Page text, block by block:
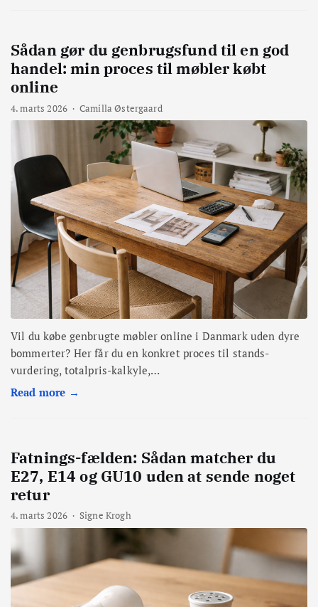
Sådan gør du genbrugsfund til en god
handel: min proces til møbler købt
online
4. marts 2026 · Camilla Østergaard
Vil du købe genbrugte møbler online i Danmark uden dyre
bommerter? Her får du en konkret proces til stands-
vurdering, totalpris-kalkyle,…
Read more →
Fatnings-fælden: Sådan matcher du
E27, E14 og GU10 uden at sende noget
retur
4. marts 2026 · Signe Krogh